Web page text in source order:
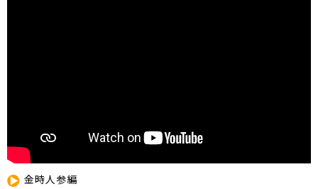
金時人参編